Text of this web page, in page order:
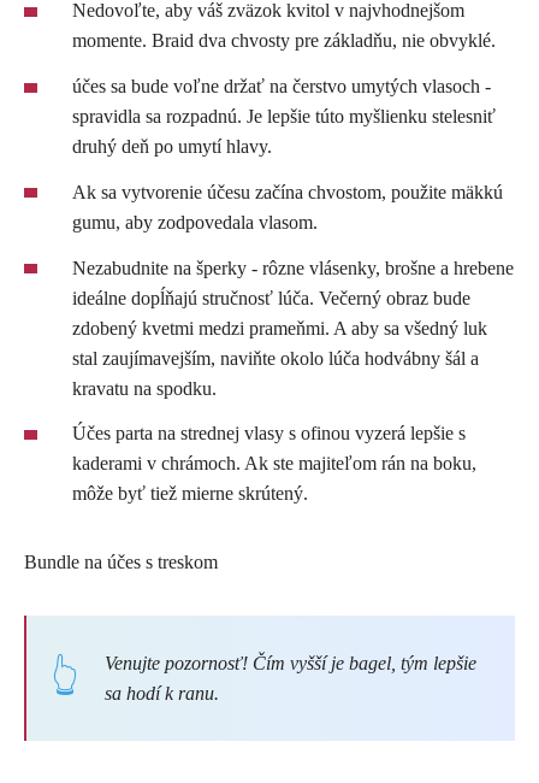
Nedovoľte, aby váš zväzok kvitol v najvhodnejšom
momente. Braid dva chvosty pre základňu, nie obvyklé.
účes sa bude voľne držať na čerstvo umytých vlasoch -
spravidla sa rozpadnú. Je lepšie túto myšlienku stelesniť
druhý deň po umytí hlavy.
Ak sa vytvorenie účesu začína chvostom, použite mäkkú
gumu, aby zodpovedala vlasom.
Nezabudnite na šperky - rôzne vlásenky, brošne a hrebene
ideálne dopĺňajú stručnosť lúča. Večerný obraz bude
zdobený kvetmi medzi prameňmi. A aby sa všedný luk
stal zaujímavejším, naviňte okolo lúča hodvábny šál a
kravatu na spodku.
Účes parta na strednej vlasy s ofinou vyzerá lepšie s
kaderami v chrámoch. Ak ste majiteľom rán na boku,
môže byť tiež mierne skrútený.
Bundle na účes s treskom
Venujte pozornosť! Čím vyšší je bagel, tým lepšie
sa hodí k ranu.